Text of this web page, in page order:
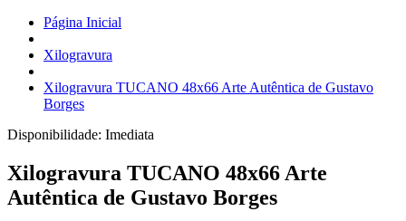
Página Inicial
Xilogravura
Xilogravura TUCANO 48x66 Arte Autêntica de Gustavo
Borges
Disponibilidade: Imediata
Xilogravura TUCANO 48x66 Arte
Autêntica de Gustavo Borges